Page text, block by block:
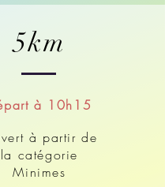
5km
à 10h15
à partir de
la catégorie
Minimes